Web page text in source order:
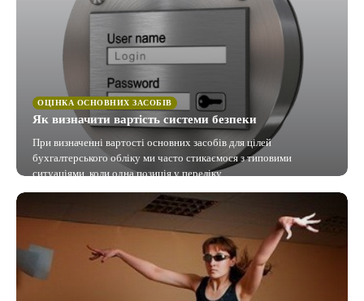
ОЦІНКА ОСНОВНИХ ЗАСОБІВ
Як визначити вартість системи безпеки
При визначенні вартості основних засобів для цілей
бухгалтерського обліку ми часто стикаємося з типовими
ситуаціями, коли одна позиція у переліку…